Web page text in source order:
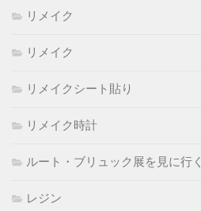
リメイク
リメイク
リメイクシート貼り
リメイク時計
ルート・ブリュック展を見に行く
レジン